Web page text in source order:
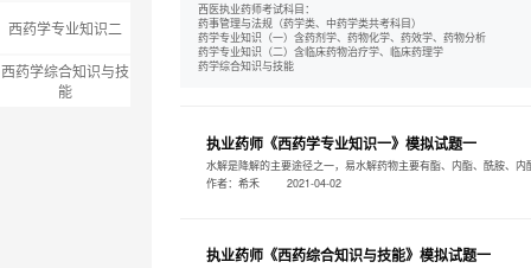
西药学专业知识二
西药学综合知识与技
能
西医执业药师考试科目：
药事管理与法规（药学类、中药学类共考科目）
药学专业知识（一）含药剂学、药物化学、药效学、药物分析
药学专业知识（二）含临床药物治疗学、临床药理学
药学综合知识与技能
执业药师《西药学专业知识一》模拟试题一
水解是降解的主要途径之一，易水解药物主要有酯、内酯、酰胺、内
作者：希禾
2021-04-02
执业药师《西药综合知识与技能》模拟试题一